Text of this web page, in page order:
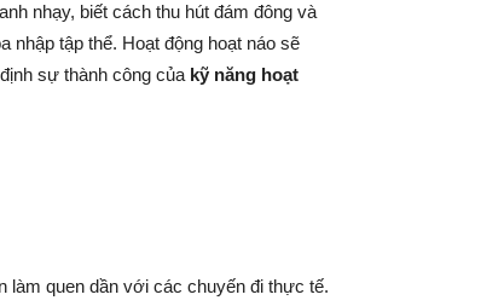
nhạy, biết cách thu hút đám đông và
nhập tập thể. Hoạt động hoạt náo sẽ
sự thành công của kỹ năng hoạt
quen dần với các chuyến đi thực tế.